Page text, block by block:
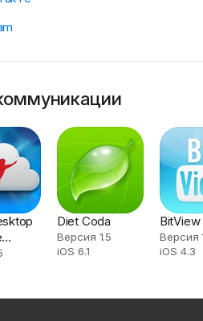
RDP
Diet Coda
Версия 1.5
iOS 6.1
BitView
Версия
iOS 4.3